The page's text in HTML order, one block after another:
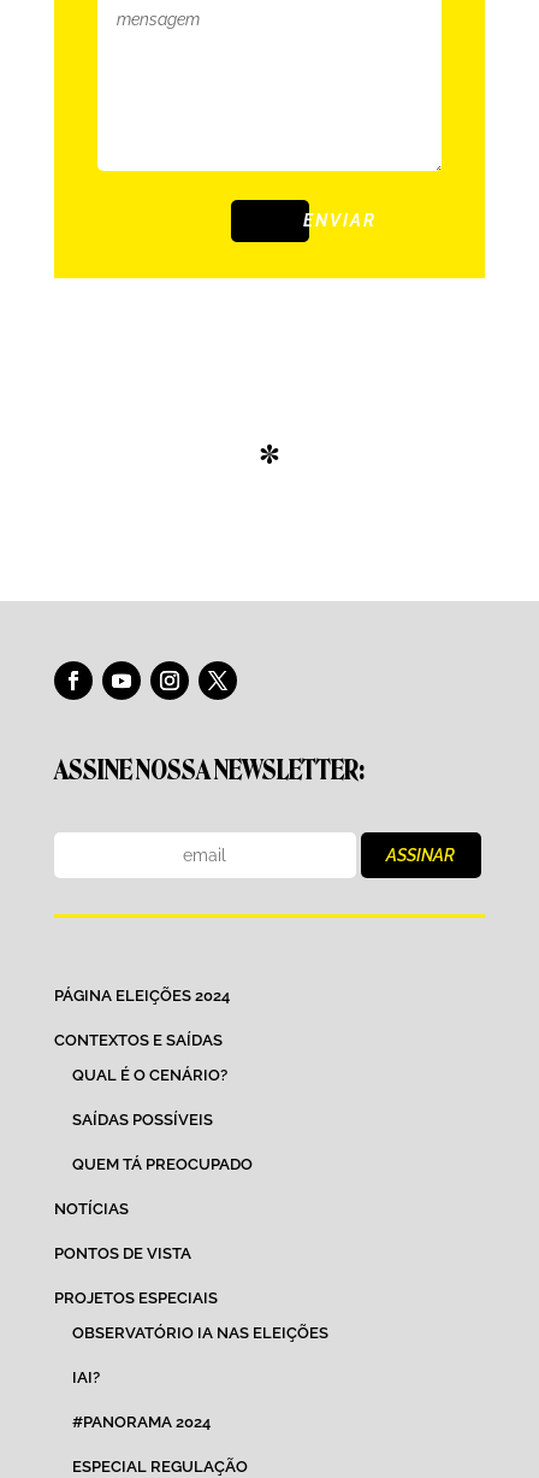
ENVIAR
*
ASSINE NOSSA NEWSLETTER:
PÁGINA ELEIÇÕES 2024
CONTEXTOS E SAÍDAS
QUAL É O CENÁRIO?
SAÍDAS POSSÍVEIS
QUEM TÁ PREOCUPADO
NOTÍCIAS
PONTOS DE VISTA
PROJETOS ESPECIAIS
OBSERVATÓRIO IA NAS ELEIÇÕES
IAI?
#PANORAMA 2024
ESPECIAL REGULAÇÃO